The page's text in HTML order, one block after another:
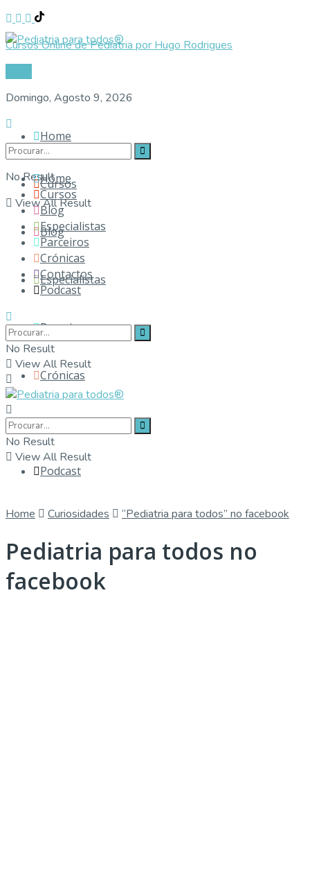
Cursos Online de Pediatria por Hugo Rodrigues
Domingo, Agosto 9, 2026
No Result
View All Result
Home
Cursos
Blog
Especialistas
Parceiros
Crónicas
Contactos
Podcast
Home
Cursos
Blog
Especialistas
Parceiros
Crónicas
Contactos
Podcast
No Result
View All Result
No Result
View All Result
Home Curiosidades “Pediatria para todos” no facebook
Pediatria para todos no
facebook